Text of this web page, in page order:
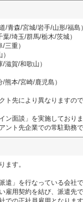
/青森/宮城/岩手/山形/福島）
/埼玉/群馬/栃木/茨城）
三重）
滋賀/和歌山）
熊本/宮崎/鹿児島）
ト先により異なりますの
ン面談」を実施しておりま
ント先企業での常駐勤務で
ます。
遣」を行なっている会社
雇用契約を結び、派遣先